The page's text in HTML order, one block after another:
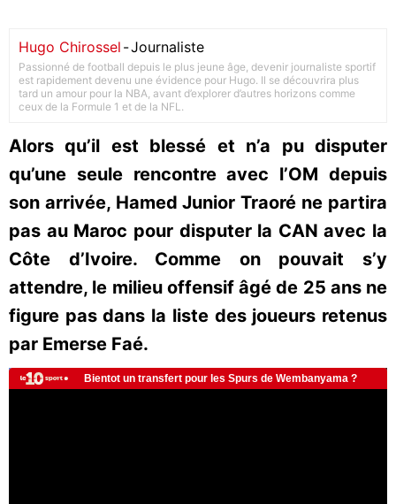
Hugo Chirossel -Journaliste
Passionné de football depuis le plus jeune âge, devenir journaliste sportif
est rapidement devenu une évidence pour Hugo. Il se découvrira plus
tard un amour pour la NBA, avant d’explorer d’autres horizons comme
ceux de la Formule 1 et de la NFL.
Alors qu’il est blessé et n’a pu disputer
qu’une seule rencontre avec l’OM depuis
son arrivée, Hamed Junior Traoré ne partira
pas au Maroc pour disputer la CAN avec la
Côte d’Ivoire. Comme on pouvait s’y
attendre, le milieu offensif âgé de 25 ans ne
figure pas dans la liste des joueurs retenus
par Emerse Faé.